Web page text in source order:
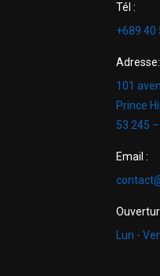
Tél :
+689 40
Adresse:
101
Prince
53 245
Email :
Lun -